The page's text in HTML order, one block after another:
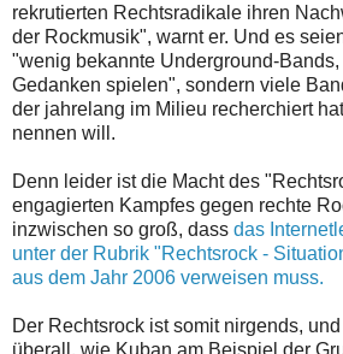
rekrutierten Rechtsradikale ihren
der Rockmusik", warnt er. Und es
"wenig bekannte Underground-
Gedanken spielen", sondern viele
der jahrelang im Milieu recherchiert
nennen will.
Denn leider ist die Macht des
engagierten Kampfes gegen rechte
inzwischen so groß, dass das
unter der Rubrik "Rechtsrock -
aus dem Jahr 2006 verweisen muss.
Der Rechtsrock ist somit nirgends,
überall, wie Kuban am Beispiel der